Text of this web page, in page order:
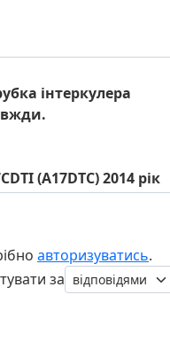
інтеркулера
(A17DTC) 2014 рік
авторизуватись.
за